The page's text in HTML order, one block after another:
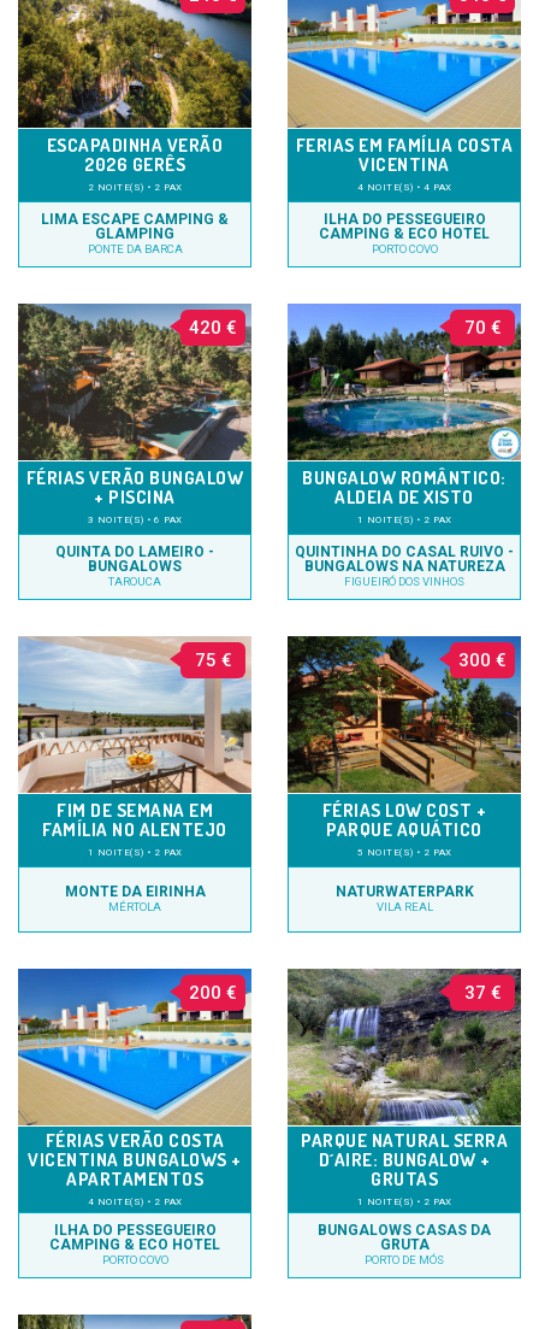
ESCAPADINHA VERÃO
2026 GERÊS
2 NOITE(S) • 2 PAX
LIMA ESCAPE CAMPING &
GLAMPING
PONTE DA BARCA
FERIAS EM FAMÍLIA COSTA
VICENTINA
4 NOITE(S) • 4 PAX
ILHA DO PESSEGUEIRO
CAMPING & ECO HOTEL
PORTO COVO
420 €
FÉRIAS VERÃO BUNGALOW
+ PISCINA
3 NOITE(S) • 6 PAX
QUINTA DO LAMEIRO -
BUNGALOWS
TAROUCA
70 €
BUNGALOW ROMÂNTICO:
ALDEIA DE XISTO
1 NOITE(S) • 2 PAX
QUINTINHA DO CASAL RUIVO -
BUNGALOWS NA NATUREZA
FIGUEIRÓ DOS VINHOS
75 €
FIM DE SEMANA EM
FAMÍLIA NO ALENTEJO
1 NOITE(S) • 2 PAX
MONTE DA EIRINHA
MÉRTOLA
300 €
FÉRIAS LOW COST +
PARQUE AQUÁTICO
5 NOITE(S) • 2 PAX
NATURWATERPARK
VILA REAL
200 €
FÉRIAS VERÃO COSTA
VICENTINA BUNGALOWS +
APARTAMENTOS
4 NOITE(S) • 2 PAX
ILHA DO PESSEGUEIRO
CAMPING & ECO HOTEL
PORTO COVO
37 €
PARQUE NATURAL SERRA
D´AIRE: BUNGALOW +
GRUTAS
1 NOITE(S) • 2 PAX
BUNGALOWS CASAS DA
GRUTA
PORTO DE MÓS